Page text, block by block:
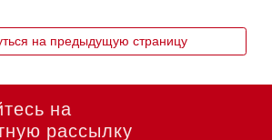
на предыдущую страницу
на
рассылку